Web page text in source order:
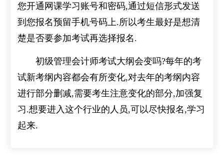
您开通网课学习账号和密码,通过短信形式发送
到您报名预留手机号码上.所以考生最好是想清
楚是否要参加考试再选择报名.
初级管理会计师考试大纲会变吗?每年的考
试新考纲内容都会有所变化,对去年的考纲内容
进行部分删减,需要考生注意变化的部分,加强复
习.想要进入这个行业的人员,可以尽快报名,学习
起来.